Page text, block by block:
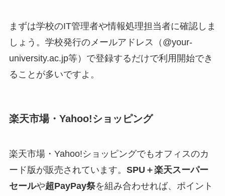
まずは学校のIT管理者や情報処理担当者に確認しま
しょう。学校発行のメールアドレス（@your-
university.ac.jp等）で登録するだけで利用開始でき
ることが多いですよ。
楽天市場・Yahoo!ショッピング
楽天市場・Yahoo!ショッピングでもオフィスのカ
ード版が販売されています。 SPU＋楽天スーパー
セールや超PayPay祭を組み合わせれば、ポイント